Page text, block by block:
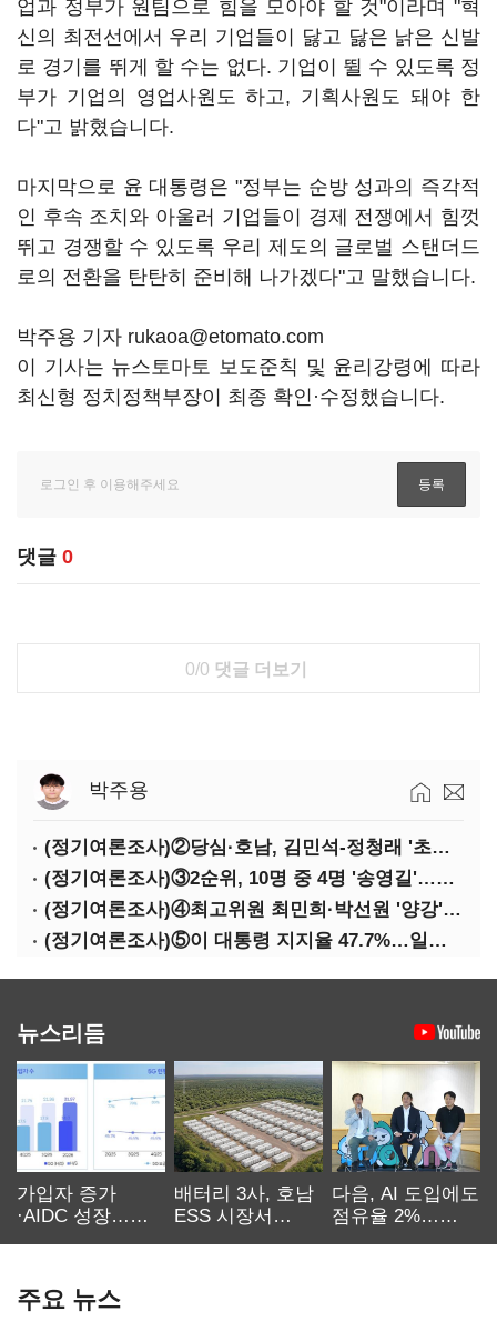
업과 정부가 원팀으로 힘을 모아야 할 것"이라며 "혁
신의 최전선에서 우리 기업들이 닳고 닳은 낡은 신발
로 경기를 뛰게 할 수는 없다. 기업이 뛸 수 있도록 정
부가 기업의 영업사원도 하고, 기획사원도 돼야 한
다"고 밝혔습니다.
마지막으로 윤 대통령은 "정부는 순방 성과의 즉각적
인 후속 조치와 아울러 기업들이 경제 전쟁에서 힘껏
뛰고 경쟁할 수 있도록 우리 제도의 글로벌 스탠더드
로의 전환을 탄탄히 준비해 나가겠다"고 말했습니다.
박주용 기자 rukaoa@etomato.com
이 기사는 뉴스토마토 보도준칙 및 윤리강령에 따라
최신형 정치정책부장이 최종 확인·수정했습니다.
댓글 0
0/0 댓글 더보기
박주용
(정기여론조사)②당심·호남, 김민석-정청래 '초접전'
(정기여론조사)③2순위, 10명 중 4명 '송영길'…정청래 '한 자릿수'
(정기여론조사)④최고위원 최민희·박선원 '양강'…서미화·이성윤·임미애 뒤이어
(정기여론조사)⑤이 대통령 지지율 47.7%…일주일 만에 다시 40%대
뉴스리듬
가입자 증가
·AIDC 성장…
배터리 3사, 호남
ESS 시장서
다음, AI 도입에도
점유율 2%…
주요 뉴스